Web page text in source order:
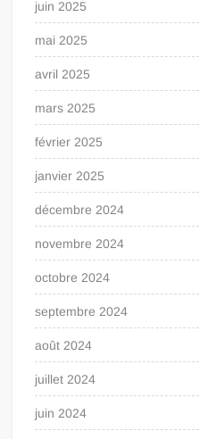
juin 2025
mai 2025
avril 2025
mars 2025
février 2025
janvier 2025
décembre 2024
novembre 2024
octobre 2024
septembre 2024
août 2024
juillet 2024
juin 2024